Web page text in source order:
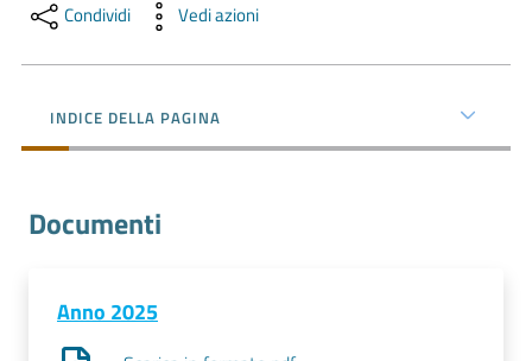
l'impresa
territorio
l'Impresa
Consumatore
Condividi Vedi azioni
INDICE DELLA PAGINA
Documenti
Anno 2025